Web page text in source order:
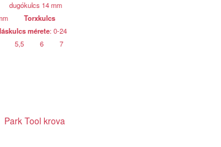
dugókulcs 14 mm
Torxkulcs
mérete: 0-24
5,5 6
7